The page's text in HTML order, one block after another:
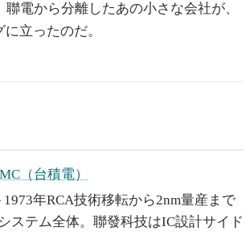
聯電から分離したあの小さな会社が、
立ったのだ。
（台積電）
年RCA技術移転から2nm量産まで
ステム全体。聯發科技はIC設計サイド